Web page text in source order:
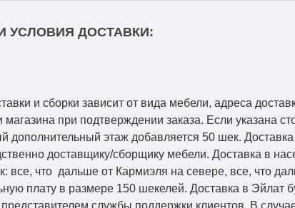
УСЛОВИЯ ДОСТАВКИ:
и сборки зависит от вида мебели, адреса
при подтверждении заказа. Если указана
дополнительный этаж добавляется 50 шек.
доставщику/сборщику мебели. Доставка в
все, что дальше от Кармиэля на севере, все, что
плату в размере 150 шекелей. Доставка в Эйлат
службы поддержки клиентов. В